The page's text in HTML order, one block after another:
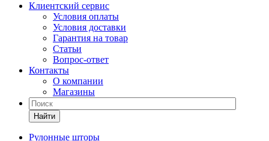
Клиентский сервис
Условия оплаты
Условия доставки
Гарантия на товар
Статьи
Вопрос-ответ
Контакты
О компании
Магазины
Найти
Рулонные шторы